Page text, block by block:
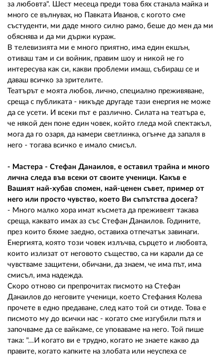
за любовта". Шест месеца преди това бях станала майка и
много се вълнувах, но Павката Иванов, с когото сме
състуденти, ми даде много силно рамо, беше до мен да ми
обяснява и да ми държи кураж.
В телевизията ми е много приятно, има един екшън,
отиваш там и си войник, правим шоу и никой не го
интересува как си, какви проблеми имаш, събираш се и
даваш всичко за зрителите.
Театърът е моята любов, лично, специално преживяване,
среща с публиката - никъде другаде тази енергия не може
да се усети. И всеки път е различно. Силата на театъра е,
че някой ден поне един човек, който гледа мой спектакъл,
мога да го озаря, да намери светлинка, огънче да запаля в
него - тогава всичко е имало смисъл.
- Мастера - Стефан Данаилов, е оставил трайна и много
лична следа във всеки от своите ученици. Какъв е
Вашият най-хубав спомен, най-ценен съвет, пример от
него или просто чувство, което Ви съпътства досега?
- Много малко хора имат късмета да преживеят такава
среща, каквато имах аз със Стефан Данаилов. Годините,
през които бяхме заедно, оставиха отпечатък завинаги.
Енергията, която този човек излъчва, сърцето и любовта,
които излизат от неговото същество, са ни карали да се
чувстваме защитени, обичани, да знаем, че има път, има
смисъл, има надежда.
Скоро отново си препрочитах писмото на Стефан
Данаилов до неговите ученици, което Стефания Колева
прочете в едно предаване, след като той си отиде. Това е
писмото му до всички нас - когато сме изгубили пътя и
започваме да се вайкаме, се уповаваме на него. Той пише
така: "...И когато ви е трудно, когато не знаете какво да
правите, когато капките на злобата или неуспеха се